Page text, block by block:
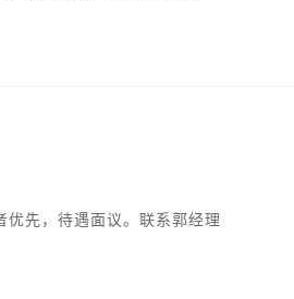
先，待遇面议。联系郭经理